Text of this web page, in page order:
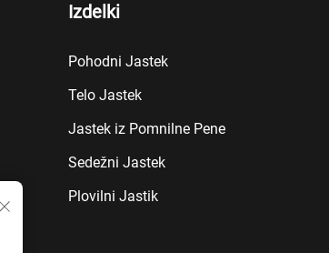
Izdelki
Pohodni Jastek
Telo Jastek
Jastek iz Pomnilne Pene
Sedežni Jastek
Plovilni Jastik